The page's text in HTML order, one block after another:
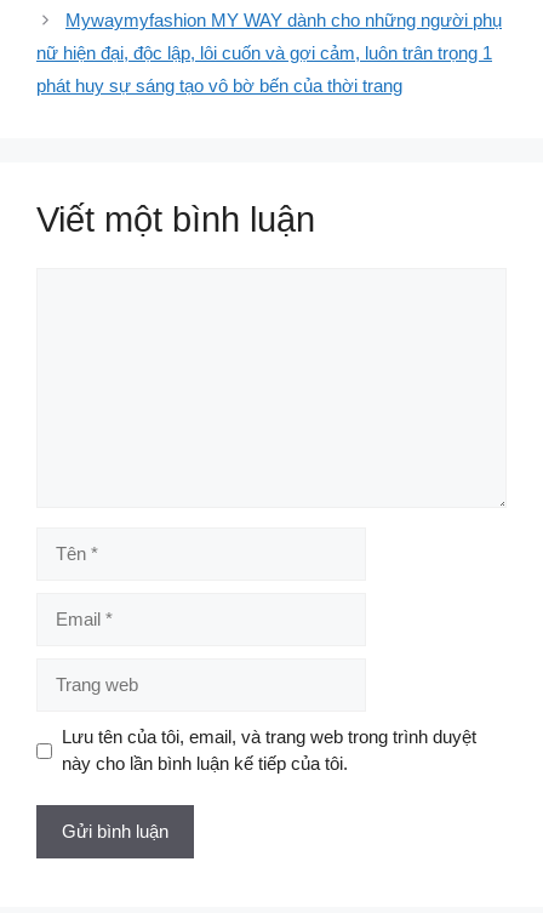
Mywaymyfashion MY WAY dành cho những người phụ
nữ hiện đại, độc lập, lôi cuốn và gợi cảm, luôn trân trọng 1
phát huy sự sáng tạo vô bờ bến của thời trang
Viết một bình luận
web
Lưu tên của tôi, email, và trang web trong trình duyệt
này cho lần bình luận kế tiếp của tôi.